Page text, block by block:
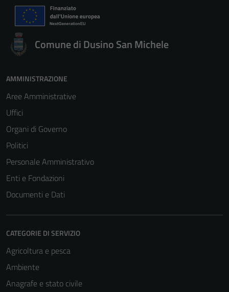
Comune di Dusino San Michele
AMMINISTRAZIONE
Aree Amministrative
Uffici
Organi di Governo
Politici
Personale Amministrativo
Enti e Fondazioni
Documenti e Dati
CATEGORIE DI SERVIZIO
Agricoltura e pesca
Ambiente
Anagrafe e stato civile